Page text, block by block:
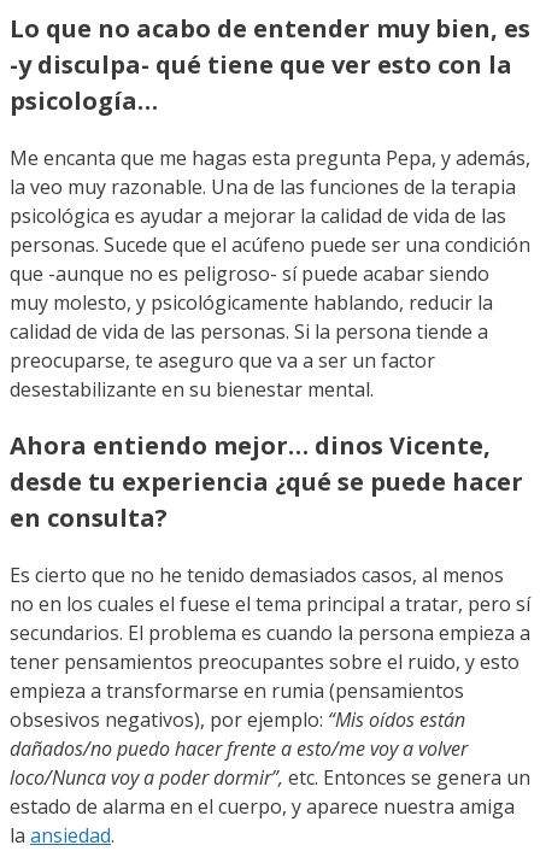
Lo que no acabo de entender muy bien, es
-y disculpa- qué tiene que ver esto con la
psicología…
Me encanta que me hagas esta pregunta Pepa, y además,
la veo muy razonable. Una de las funciones de la terapia
psicológica es ayudar a mejorar la calidad de vida de las
personas. Sucede que el acúfeno puede ser una condición
que -aunque no es peligroso- sí puede acabar siendo
muy molesto, y psicológicamente hablando, reducir la
calidad de vida de las personas. Si la persona tiende a
preocuparse, te aseguro que va a ser un factor
desestabilizante en su bienestar mental.
Ahora entiendo mejor… dinos Vicente,
desde tu experiencia ¿qué se puede hacer
en consulta?
Es cierto que no he tenido demasiados casos, al menos
no en los cuales el fuese el tema principal a tratar, pero sí
secundarios. El problema es cuando la persona empieza a
tener pensamientos preocupantes sobre el ruido, y esto
empieza a transformarse en rumia (pensamientos
obsesivos negativos), por ejemplo: “Mis oídos están
dañados/no puedo hacer frente a esto/me voy a volver
loco/Nunca voy a poder dormir”, etc. Entonces se genera un
estado de alarma en el cuerpo, y aparece nuestra amiga
la ansiedad.